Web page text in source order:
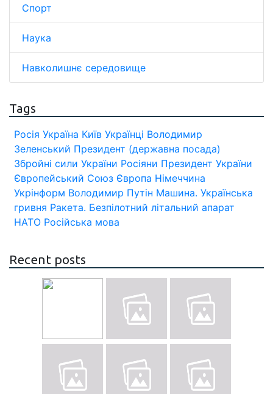
Спорт
Наука
Навколишнє середовище
Tags
Росія Україна Київ Українці Володимир
Зеленський Президент (державна посада)
Збройні сили України Росіяни Президент України
Європейський Союз Європа Німеччина
Укрінформ Володимир Путін Машина. Українська
гривня Ракета. Безпілотний літальний апарат
НАТО Російська мова
Recent posts